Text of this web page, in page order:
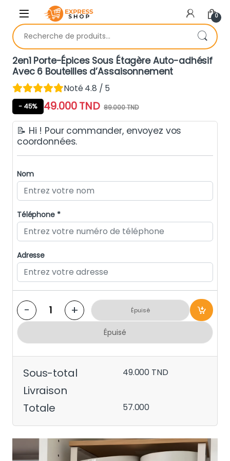
Skip to navigation
Skip to content
0
Recherche pour :
2en1 Porte-Épices Sous Étagère Auto-adhésif
Avec 6 Bouteilles d’Assaisonnement
Noté 4.8 / 5
- 45% 49.000TND 89.000TND
📝 Hi ! Pour commander, envoyez vos
coordonnées.
Nom
Téléphone *
Adresse
- + Épuisé
Épuisé
Sous-total 49.000 TND
Livraison
Totale
57.000